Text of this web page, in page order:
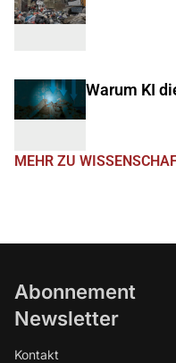
Warum KI
MEHR ZU
Abonnement
Newsletter
Kontakt